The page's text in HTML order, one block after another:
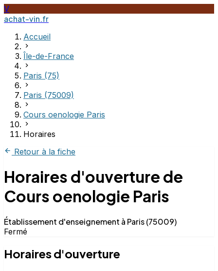
V
achat-vin.fr
Accueil
Île-de-France
Paris (75)
Paris (75009)
Cours oenologie Paris
Horaires
Retour à la fiche
Horaires d'ouverture de
Cours oenologie Paris
Établissement d'enseignement à Paris (75009)
Fermé
Horaires d'ouverture